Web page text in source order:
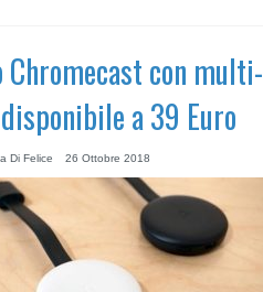
Chromecast con multi-
a 39 Euro
Di Felice 26 Ottobre 2018